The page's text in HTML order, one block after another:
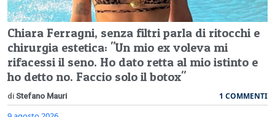
Chiara Ferragni, senza filtri parla di ritocchi e
chirurgia estetica: "Un mio ex voleva mi
rifacessi il seno. Ho dato retta al mio istinto e
ho detto no. Faccio solo il botox"
di Stefano Mauri 1 COMMENTI